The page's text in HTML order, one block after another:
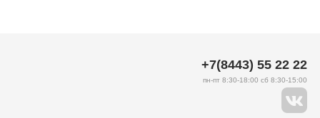
+7(8443) 55 22 22
пн-пт 8:30-18:00 сб 8:30-15:00